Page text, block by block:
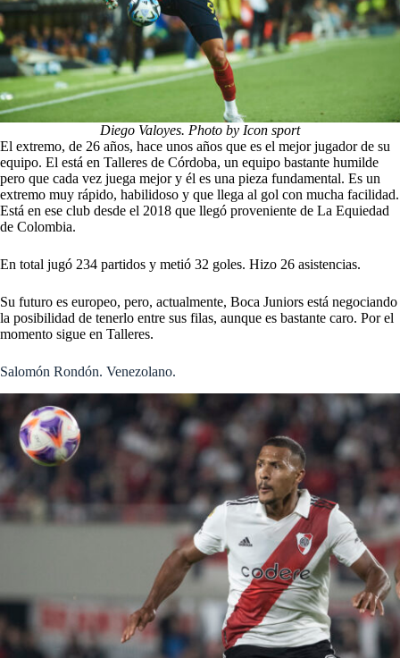
Diego Valoyes. Photo by Icon sport
El extremo, de 26 años, hace unos años que es el mejor jugador de su
equipo. El está en Talleres de Córdoba, un equipo bastante humilde
pero que cada vez juega mejor y él es una pieza fundamental. Es un
extremo muy rápido, habilidoso y que llega al gol con mucha facilidad.
Está en ese club desde el 2018 que llegó proveniente de La Equiedad
de Colombia.
En total jugó 234 partidos y metió 32 goles. Hizo 26 asistencias.
Su futuro es europeo, pero, actualmente, Boca Juniors está negociando
la posibilidad de tenerlo entre sus filas, aunque es bastante caro. Por el
momento sigue en Talleres.
Salomón Rondón. Venezolano.